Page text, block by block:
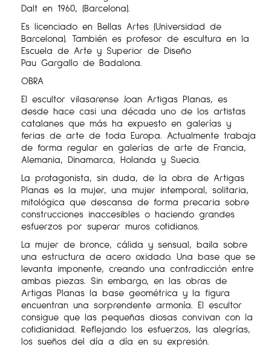
Dalt en 1960, (Barcelona).
Es licenciado en Bellas Artes (Universidad de
Barcelona). También es profesor de escultura en la
Escuela de Arte y Superior de Diseño
Pau Gargallo de Badalona.
OBRA
El escultor vilasarense Joan Artigas Planas, es
desde hace casi una década uno de los artistas
catalanes que más ha expuesto en galerías y
ferias de arte de toda Europa. Actualmente trabaja
de forma regular en galerías de arte de Francia,
Alemania, Dinamarca, Holanda y Suecia.
La protagonista, sin duda, de la obra de Artigas
Planas es la mujer, una mujer intemporal, solitaria,
mitológica que descansa de forma precaria sobre
construcciones inaccesibles o haciendo grandes
esfuerzos por superar muros cotidianos.
La mujer de bronce, cálida y sensual, baila sobre
una estructura de acero oxidado. Una base que se
levanta imponente, creando una contradicción entre
ambas piezas. Sin embargo, en las obras de
Artigas Planas la base geométrica y la figura
encuentran una sorprendente armonía. El escultor
consigue que las pequeñas diosas convivan con la
cotidianidad. Reflejando los esfuerzos, las alegrías,
los sueños del día a día en su expresión.